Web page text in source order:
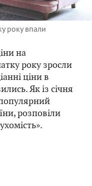
року впали
на
року зросли
ціни в
Як із січня
розповіли